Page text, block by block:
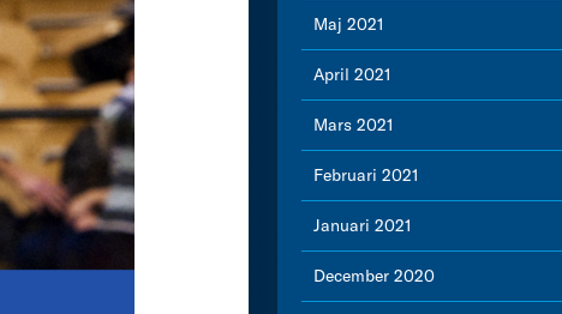
Maj 2021
April 2021
Mars 2021
Februari 2021
Januari 2021
December 2020